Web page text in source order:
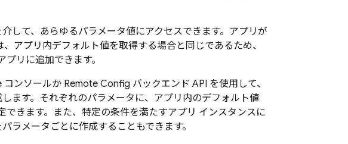
して、あらゆるパラメータ値にアクセスできます。アプリが
アプリ内デフォルト値を取得する場合と同じであるため、
プリに追加できます。
コンソールか Remote Config バックエンド API を使用して、
ます。それぞれのパラメータに、アプリ内のデフォルト値
できます。また、特定の条件を満たすアプリ インスタンスに
ラメータごとに作成することもできます。